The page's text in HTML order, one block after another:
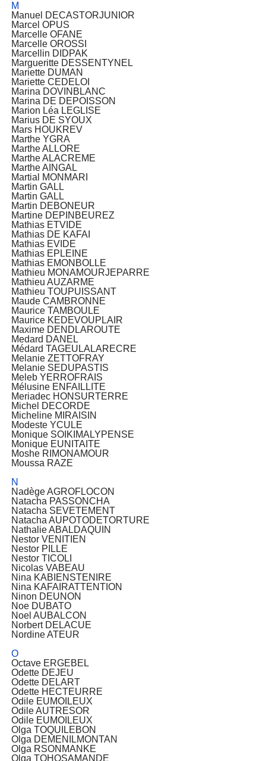
M
Manuel DECASTORJUNIOR
Marcel OPUS
Marcelle OFANE
Marcelle OROSSI
Marcellin DIDPAK
Margueritte DESSENTYNEL
Mariette DUMAN
Mariette CEDELOI
Marina DOVINBLANC
Marina DE DEPOISSON
Marion Léa LEGLISE
Marius DE SYOUX
Mars HOUKREV
Marthe YGRA
Marthe ALLORE
Marthe ALACREME
Marthe AINGAL
Martial MONMARI
Martin GALL
Martin GALL
Martin DEBONEUR
Martine DEPINBEUREZ
Mathias ETVIDE
Mathias DE KAFAI
Mathias EVIDE
Mathias EPLEINE
Mathias EMONBOLLE
Mathieu MONAMOURJEPARRE
Mathieu AUZARME
Mathieu TOUPUISSANT
Maude CAMBRONNE
Maurice TAMBOULE
Maurice KEDEVOUPLAIR
Maxime DENDLAROUTE
Medard DANEL
Médard TAGEULALARECRE
Melanie ZETTOFRAY
Melanie SEDUPASTIS
Meleb YERROFRAIS
Mélusine ENFAILLITE
Meriadec HONSURTERRE
Michel DECORDE
Micheline MIRAISIN
Modeste YCULE
Monique SOIKIMALYPENSE
Monique EUNITAITE
Moshe RIMONAMOUR
Moussa RAZE
N
Nadège AGROFLOCON
Natacha PASSONCHA
Natacha SEVETEMENT
Natacha AUPOTODETORTURE
Nathalie ABALDAQUIN
Nestor VENITIEN
Nestor PILLE
Nestor TICOLI
Nicolas VABEAU
Nina KABIENSTENIRE
Nina KAFAIRATTENTION
Ninon DEUNON
Noe DUBATO
Noel AUBALCON
Norbert DELACUE
Nordine ATEUR
O
Octave ERGEBEL
Odette DEJEU
Odette DELART
Odette HECTEURRE
Odile EUMOILEUX
Odile AUTRESOR
Odile EUMOILEUX
Olga TOQUILEBON
Olga DEMENILMONTAN
Olga RSONMANKE
Olga TOHOSAMANDE